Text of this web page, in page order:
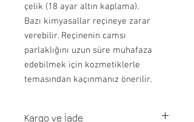
çelik (18 ayar altın kaplama).
Bazı kimyasallar reçineye zarar
verebilir. Reçinenin camsı
parlaklığını uzun süre muhafaza
edebilmek için kozmetiklerle
temasından kaçınmanız önerilir.
Kargo ve İade